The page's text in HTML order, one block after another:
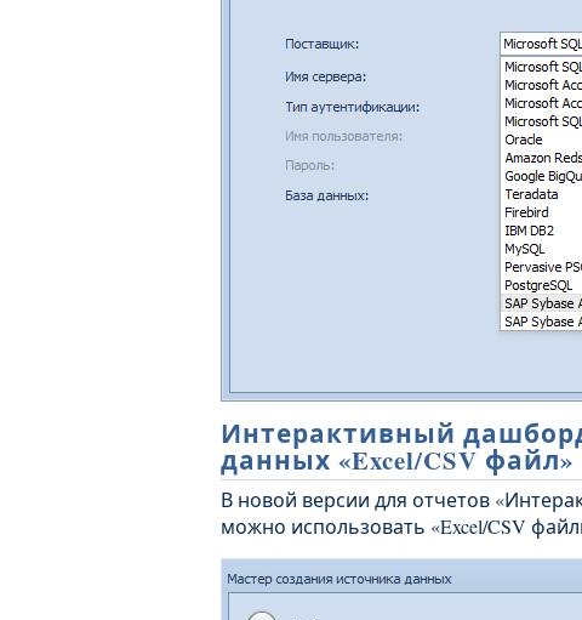
Интерактивный
данных «Excel/CSV файл»
В новой версии для отчетов
можно использовать «Excel/CSV